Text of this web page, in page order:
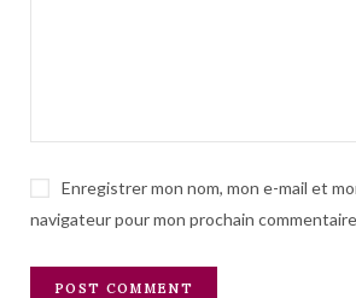
Enregistrer mon nom, mon e-mail et
navigateur pour mon prochain